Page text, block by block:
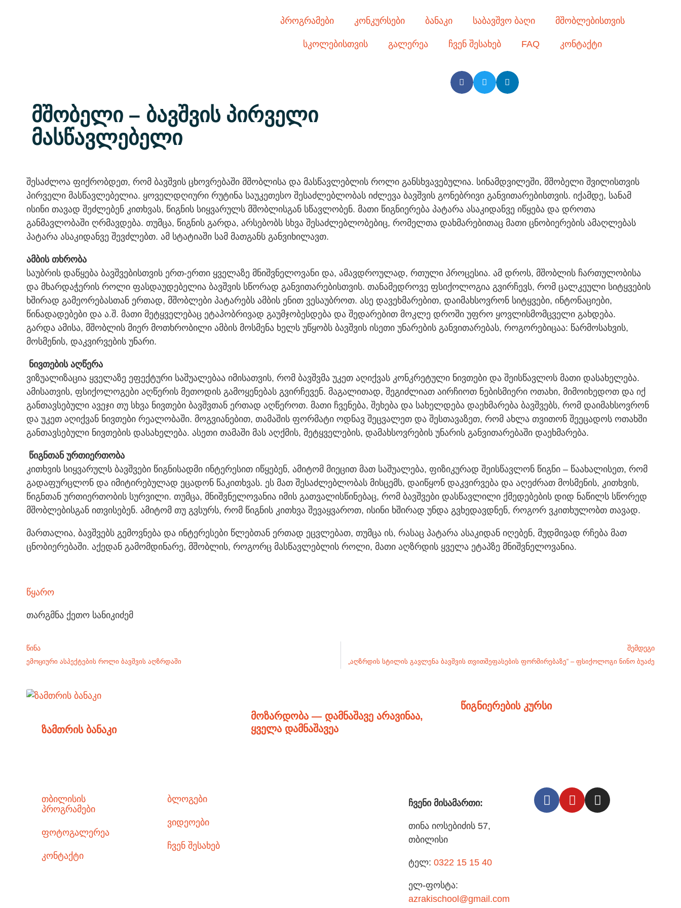
პროგრამები კონკურსები ბანაკი საბავშვო ბაღი მშობლებისთვის
სკოლებისთვის გალერეა ჩვენ შესახებ FAQ კონტაქტი
მშობელი – ბავშვის პირველი
მასწავლებელი
შესაძლოა ფიქრობდეთ, რომ ბავშვის ცხოვრებაში მშობლისა და მასწავლებლის როლი განსხვავებულია. სინამდვილეში, მშობელი შვილისთვის
პირველი მასწავლებელია. ყოველდღიური რუტინა საუკეთესო შესაძლებლობას იძლევა ბავშვის გონებრივი განვითარებისთვის. იქამდე, სანამ
ისინი თავად შეძლებენ კითხვას, წიგნის სიყვარულს მშობლისგან სწავლობენ. მათი წიგნიერება პატარა ასაკიდანვე იწყება და დროთა
განმავლობაში ღრმავდება. თუმცა, წიგნის გარდა, არსებობს სხვა შესაძლებლობებიც, რომელთა დახმარებითაც მათი ცნობიერების ამაღლებას
პატარა ასაკიდანვე შევძლებთ. ამ სტატიაში სამ მათგანს განვიხილავთ.
ამბის თხრობა
საუბრის დაწყება ბავშვებისთვის ერთ-ერთი ყველაზე მნიშვნელოვანი და, ამავდროულად, რთული პროცესია. ამ დროს, მშობლის ჩართულობისა
და მხარდაჭერის როლი ფასდაუდებელია ბავშვის სწორად განვითარებისთვის. თანამედროვე ფსიქოლოგია გვირჩევს, რომ ცალკეული სიტყვების
ხშირად გამეორებასთან ერთად, მშობლები პატარებს ამბის ენით ვესაუბროთ. ასე დავეხმარებით, დაიმახსოვრონ სიტყვები, ინტონაციები,
წინადადებები და ა.შ. მათი მეტყველებაც ეტაპობრივად გაუმჯობესდება და შედარებით მოკლე დროში უფრო ყოვლისმომცველი გახდება.
გარდა ამისა, მშობლის მიერ მოთხრობილი ამბის მოსმენა ხელს უწყობს ბავშვის ისეთი უნარების განვითარებას, როგორებიცაა: წარმოსახვის,
მოსმენის, დაკვირვების უნარი.
ნივთების აღწერა
ვიზუალიზაცია ყველაზე ეფექტური საშუალებაა იმისათვის, რომ ბავშვმა უკეთ აღიქვას კონკრეტული ნივთები და შეისწავლოს მათი დასახელება.
ამისათვის, ფსიქოლოგები აღწერის მეთოდის გამოყენებას გვირჩევენ. მაგალითად, შეგიძლიათ აირჩიოთ ნებისმიერი ოთახი, მიმოიხედოთ და იქ
განთავსებული ავეჯი თუ სხვა ნივთები ბავშვთან ერთად აღწეროთ. მათი ჩვენება, შეხება და სახელდება დაეხმარება ბავშვებს, რომ დაიმახსოვრონ
და უკეთ აღიქვან ნივთები რეალობაში. მოგვიანებით, თამაშის ფორმატი ოდნავ შეცვალეთ და შესთავაზეთ, რომ ახლა თვითონ შეეცადოს ოთახში
განთავსებული ნივთების დასახელება. ასეთი თამაში მას აღქმის, მეტყველების, დამახსოვრების უნარის განვითარებაში დაეხმარება.
წიგნთან ურთიერთობა
კითხვის სიყვარულს ბავშვები წიგნისადმი ინტერესით იწყებენ, ამიტომ მიეცით მათ საშუალება, ფიზიკურად შეისწავლონ წიგნი – წაახალისეთ, რომ
გადაფურცლონ და იმიტირებულად ეცადონ წაკითხვას. ეს მათ შესაძლებლობას მისცემს, დაიწყონ დაკვირვება და აღეძრათ მოსმენის, კითხვის,
წიგნთან ურთიერთობის სურვილი. თუმცა, მნიშვნელოვანია იმის გათვალისწინებაც, რომ ბავშვები დასწავლილი ქმედებების დიდ ნაწილს სწორედ
მშობლებისგან ითვისებენ. ამიტომ თუ გვსურს, რომ წიგნის კითხვა შევაყვაროთ, ისინი ხშირად უნდა გვხედავდნენ, როგორ ვკითხულობთ თავად.
მართალია, ბავშვებს გემოვნება და ინტერესები წლებთან ერთად ეცვლებათ, თუმცა ის, რასაც პატარა ასაკიდან იღებენ, მუდმივად რჩება მათ
ცნობიერებაში. აქედან გამომდინარე, მშობლის, როგორც მასწავლებლის როლი, მათი აღზრდის ყველა ეტაპზე მნიშვნელოვანია.
წყარო
თარგმნა ქეთო სანიკიძემ
ᲬᲘᲜᲐ
ემოციური ასპექტების როლი ბავშვის აღზრდაში
ᲨᲔᲛᲓᲔᲒᲘ
„აღზრდის სტილის გავლენა ბავშვის თვითშეფასების ფორმირებაზე“ – ფსიქოლოგი ნინო ბუაძე
ზამთრის ბანაკი
მოზარდობა — დამნაშავე არავინაა,
ყველა დამნაშავეა
წიგნიერების კურსი
თბილისის
პროგრამები
ფოტოგალერეა
კონტაქტი
ბლოგები
ვიდეოები
ჩვენ შესახებ
ჩვენი მისამართი:
თინა იოსებიძის 57,
თბილისი
ტელ: 0322 15 15 40
ელ-ფოსტა:
azrakischool@gmail.com